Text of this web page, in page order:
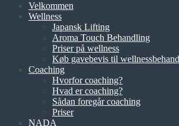
Velkommen
Wellness
Japansk Lifting
Aroma Touch Behandling
Priser på wellness
Køb gavebevis til
Coaching
Hvorfor coaching?
Hvad er coaching?
Sådan foregår coaching
Priser
NADA